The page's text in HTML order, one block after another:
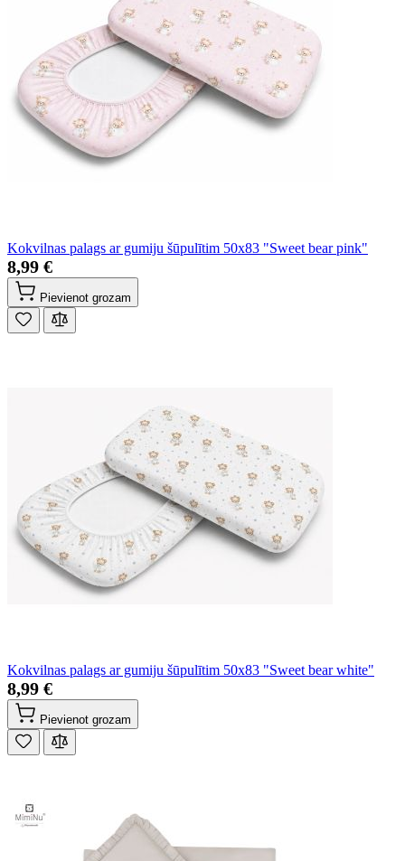
Kokvilnas palags ar gumiju šūpulītim 50x83 "Sweet bear pink"
8,99 €
Pievienot grozam
Kokvilnas palags ar gumiju šūpulītim 50x83 "Sweet bear white"
8,99 €
Pievienot grozam